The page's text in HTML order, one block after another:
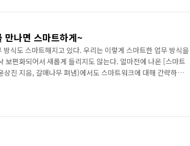
떤 이유에서 건, 어떤 경로를 통해서 건, 제 블로그에 찾아오시
나면 스마트하게~
식도 스마트해지고 있다. 우리는 이렇게 스마트한 업무 방식을
보편화되어서 새롭게 들리지도 않는다. 얼마전에 나온 [스마트
진 지음, 갈매나무 펴냄)에서도 스마트워크에 대해 간략하게
해야 하기 때문에 시간 손실을 줄이고 업무의 효율을 높여야
소기업의 경우에는 이럴 형편이 못된다. 물론 그렇다고 해서